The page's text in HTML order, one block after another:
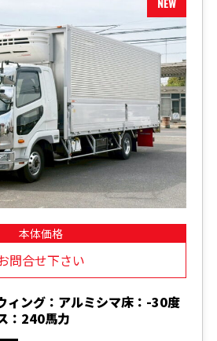
本体価格
問合せ下さい
ィング：アルミシマ床：-30度
：240馬力